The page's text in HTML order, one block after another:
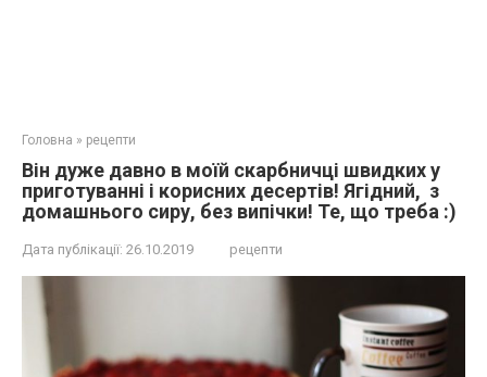
Головна » рецепти
Він дуже давно в моїй скарбничці швидких у
приготуванні і корисних десертів! Ягідний, з
домашнього сиру, без випічки! Те, що треба :)
Дата публікації: 26.10.2019 рецепти